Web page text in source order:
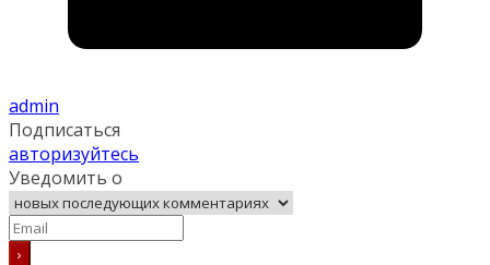
admin
Подписаться
авторизуйтесь
Уведомить о